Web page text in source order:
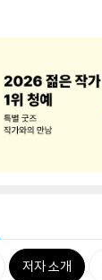
저자 소개